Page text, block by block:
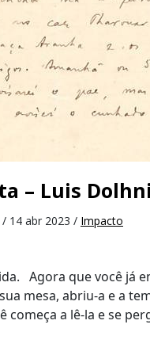
– Luis
/ 14 abr 2023 / Impacto
Agora que você já
mesa, abriu-a e a
começa a lê-la e se